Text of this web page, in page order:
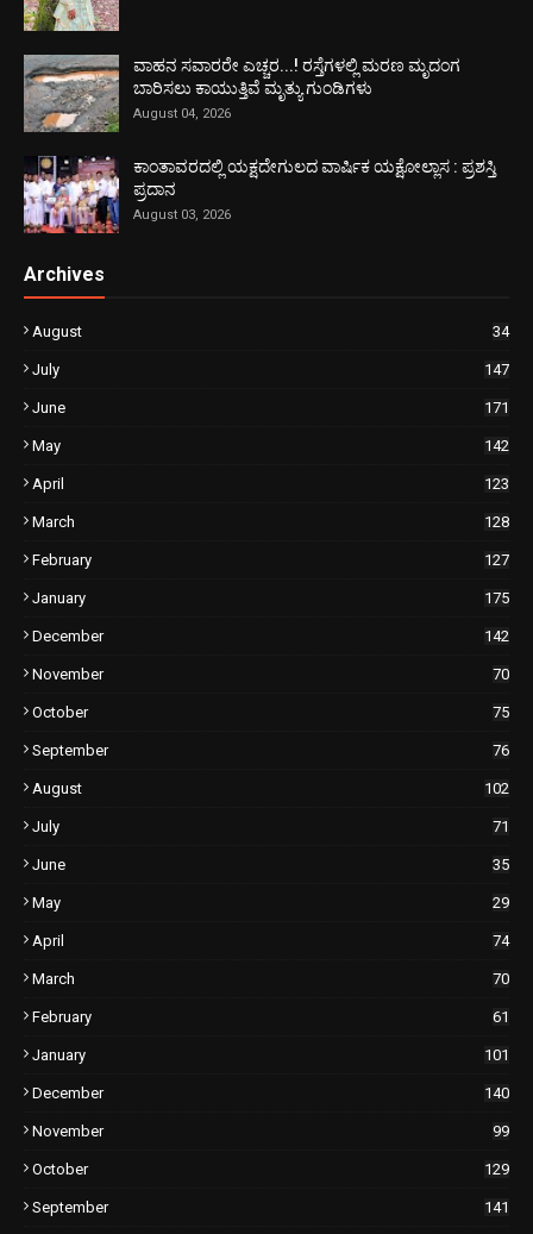
ವಾಹನ ಸವಾರರೇ ಎಚ್ಚರ...! ರಸ್ತೆಗಳಲ್ಲಿ ಮರಣ ಮೃದಂಗ
ಬಾರಿಸಲು ಕಾಯುತ್ತಿವೆ ಮೃತ್ಯು ಗುಂಡಿಗಳು
August 04, 2026
ಕಾಂತಾವರದಲ್ಲಿ ಯಕ್ಷದೇಗುಲದ ವಾರ್ಷಿಕ ಯಕ್ಷೋಲ್ಲಾಸ : ಪ್ರಶಸ್ತಿ
ಪ್ರದಾನ
August 03, 2026
Archives
August 34
July 147
June 171
May 142
April 123
March 128
February 127
January 175
December 142
November 70
October 75
September 76
August 102
July 71
June 35
May 29
April 74
March 70
February 61
January 101
December 140
November 99
October 129
September 141